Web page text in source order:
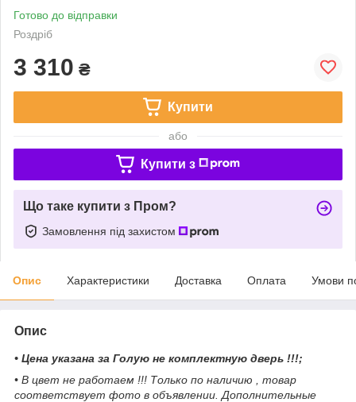
Готово до відправки
Роздріб
3 310 ₴
Купити
або
Купити з
Що таке купити з Пром?
Замовлення під захистом
Опис Характеристики Доставка Оплата Умови
Опис
• Цена указана за Голую не комплектную дверь !!!;
• В цвет не работаем !!! Только по наличию , товар
соответствует фото в объявлении. Дополнительные